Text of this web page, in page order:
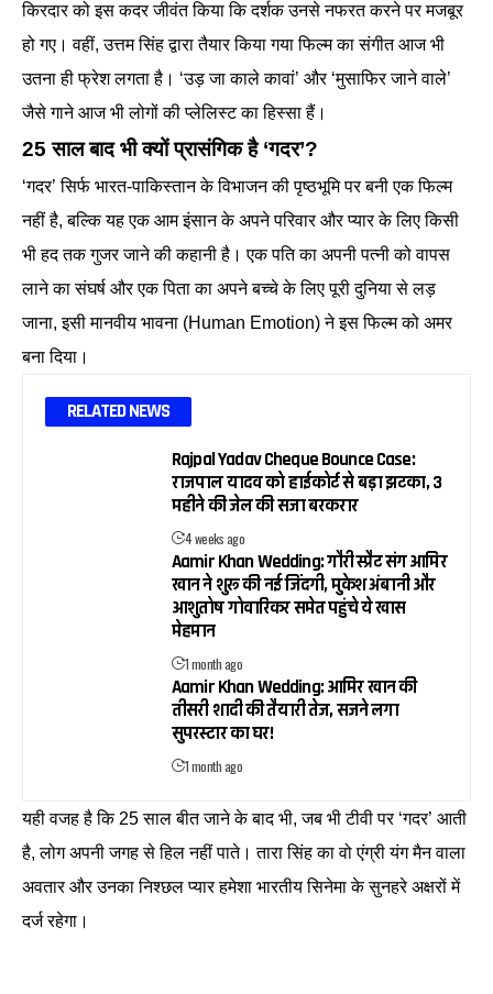
किरदार को इस कदर जीवंत किया कि दर्शक उनसे नफरत करने पर मजबूर
हो गए। वहीं, उत्तम सिंह द्वारा तैयार किया गया फिल्म का संगीत आज भी
उतना ही फ्रेश लगता है। ‘उड़ जा काले कावां’ और ‘मुसाफिर जाने वाले’
जैसे गाने आज भी लोगों की प्लेलिस्ट का हिस्सा हैं।
25 साल बाद भी क्यों प्रासंगिक है ‘गदर’?
‘गदर’ सिर्फ भारत-पाकिस्तान के विभाजन की पृष्ठभूमि पर बनी एक फिल्म
नहीं है, बल्कि यह एक आम इंसान के अपने परिवार और प्यार के लिए किसी
भी हद तक गुजर जाने की कहानी है। एक पति का अपनी पत्नी को वापस
लाने का संघर्ष और एक पिता का अपने बच्चे के लिए पूरी दुनिया से लड़
जाना, इसी मानवीय भावना (Human Emotion) ने इस फिल्म को अमर
बना दिया।
RELATED NEWS
Rajpal Yadav Cheque Bounce Case:
राजपाल यादव को हाईकोर्ट से बड़ा झटका, 3
महीने की जेल की सजा बरकरार
4 weeks ago
Aamir Khan Wedding: गौरी स्प्रैट संग आमिर
खान ने शुरू की नई जिंदगी, मुकेश अंबानी और
आशुतोष गोवारिकर समेत पहुंचे ये खास
मेहमान
1 month ago
Aamir Khan Wedding: आमिर खान की
तीसरी शादी की तैयारी तेज, सजने लगा
सुपरस्टार का घर!
1 month ago
यही वजह है कि 25 साल बीत जाने के बाद भी, जब भी टीवी पर ‘गदर’ आती
है, लोग अपनी जगह से हिल नहीं पाते। तारा सिंह का वो एंग्री यंग मैन वाला
अवतार और उनका निश्छल प्यार हमेशा भारतीय सिनेमा के सुनहरे अक्षरों में
दर्ज रहेगा।